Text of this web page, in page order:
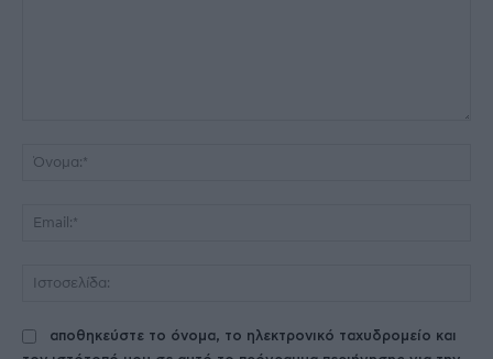
αποθηκεύστε το όνομα, το ηλεκτρονικό ταχυδρομείο και